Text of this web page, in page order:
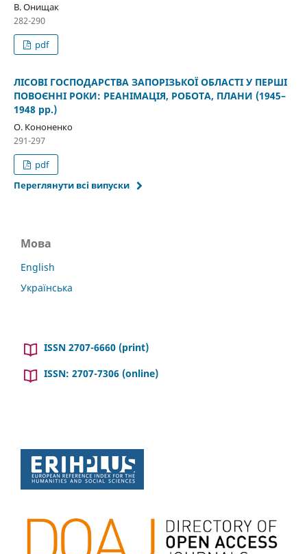
В. Онищак
282-290
pdf
ЛІСОВІ ГОСПОДАРСТВА ЗАПОРІЗЬКОЇ ОБЛАСТІ У ПЕРШІ
ПОВОЄННІ РОКИ: РЕАНІМАЦІЯ, РОБОТА, ПЛАНИ (1945–
1948 рр.)
О. Кононенко
291-297
pdf
Переглянути всі випуски
Мова
English
Українська
ISSN 2707-6660 (print)
ISSN: 2707-7306 (online)